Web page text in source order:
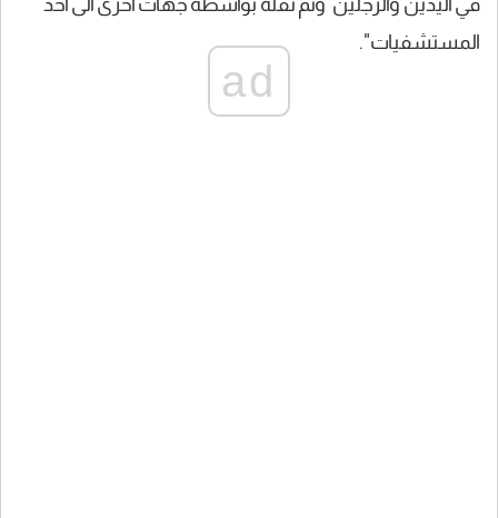
المستشفيات".
ad